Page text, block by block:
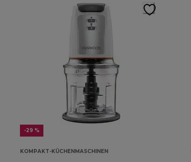
-29 %
KOMPAKT-KÜCHENMASCHINEN